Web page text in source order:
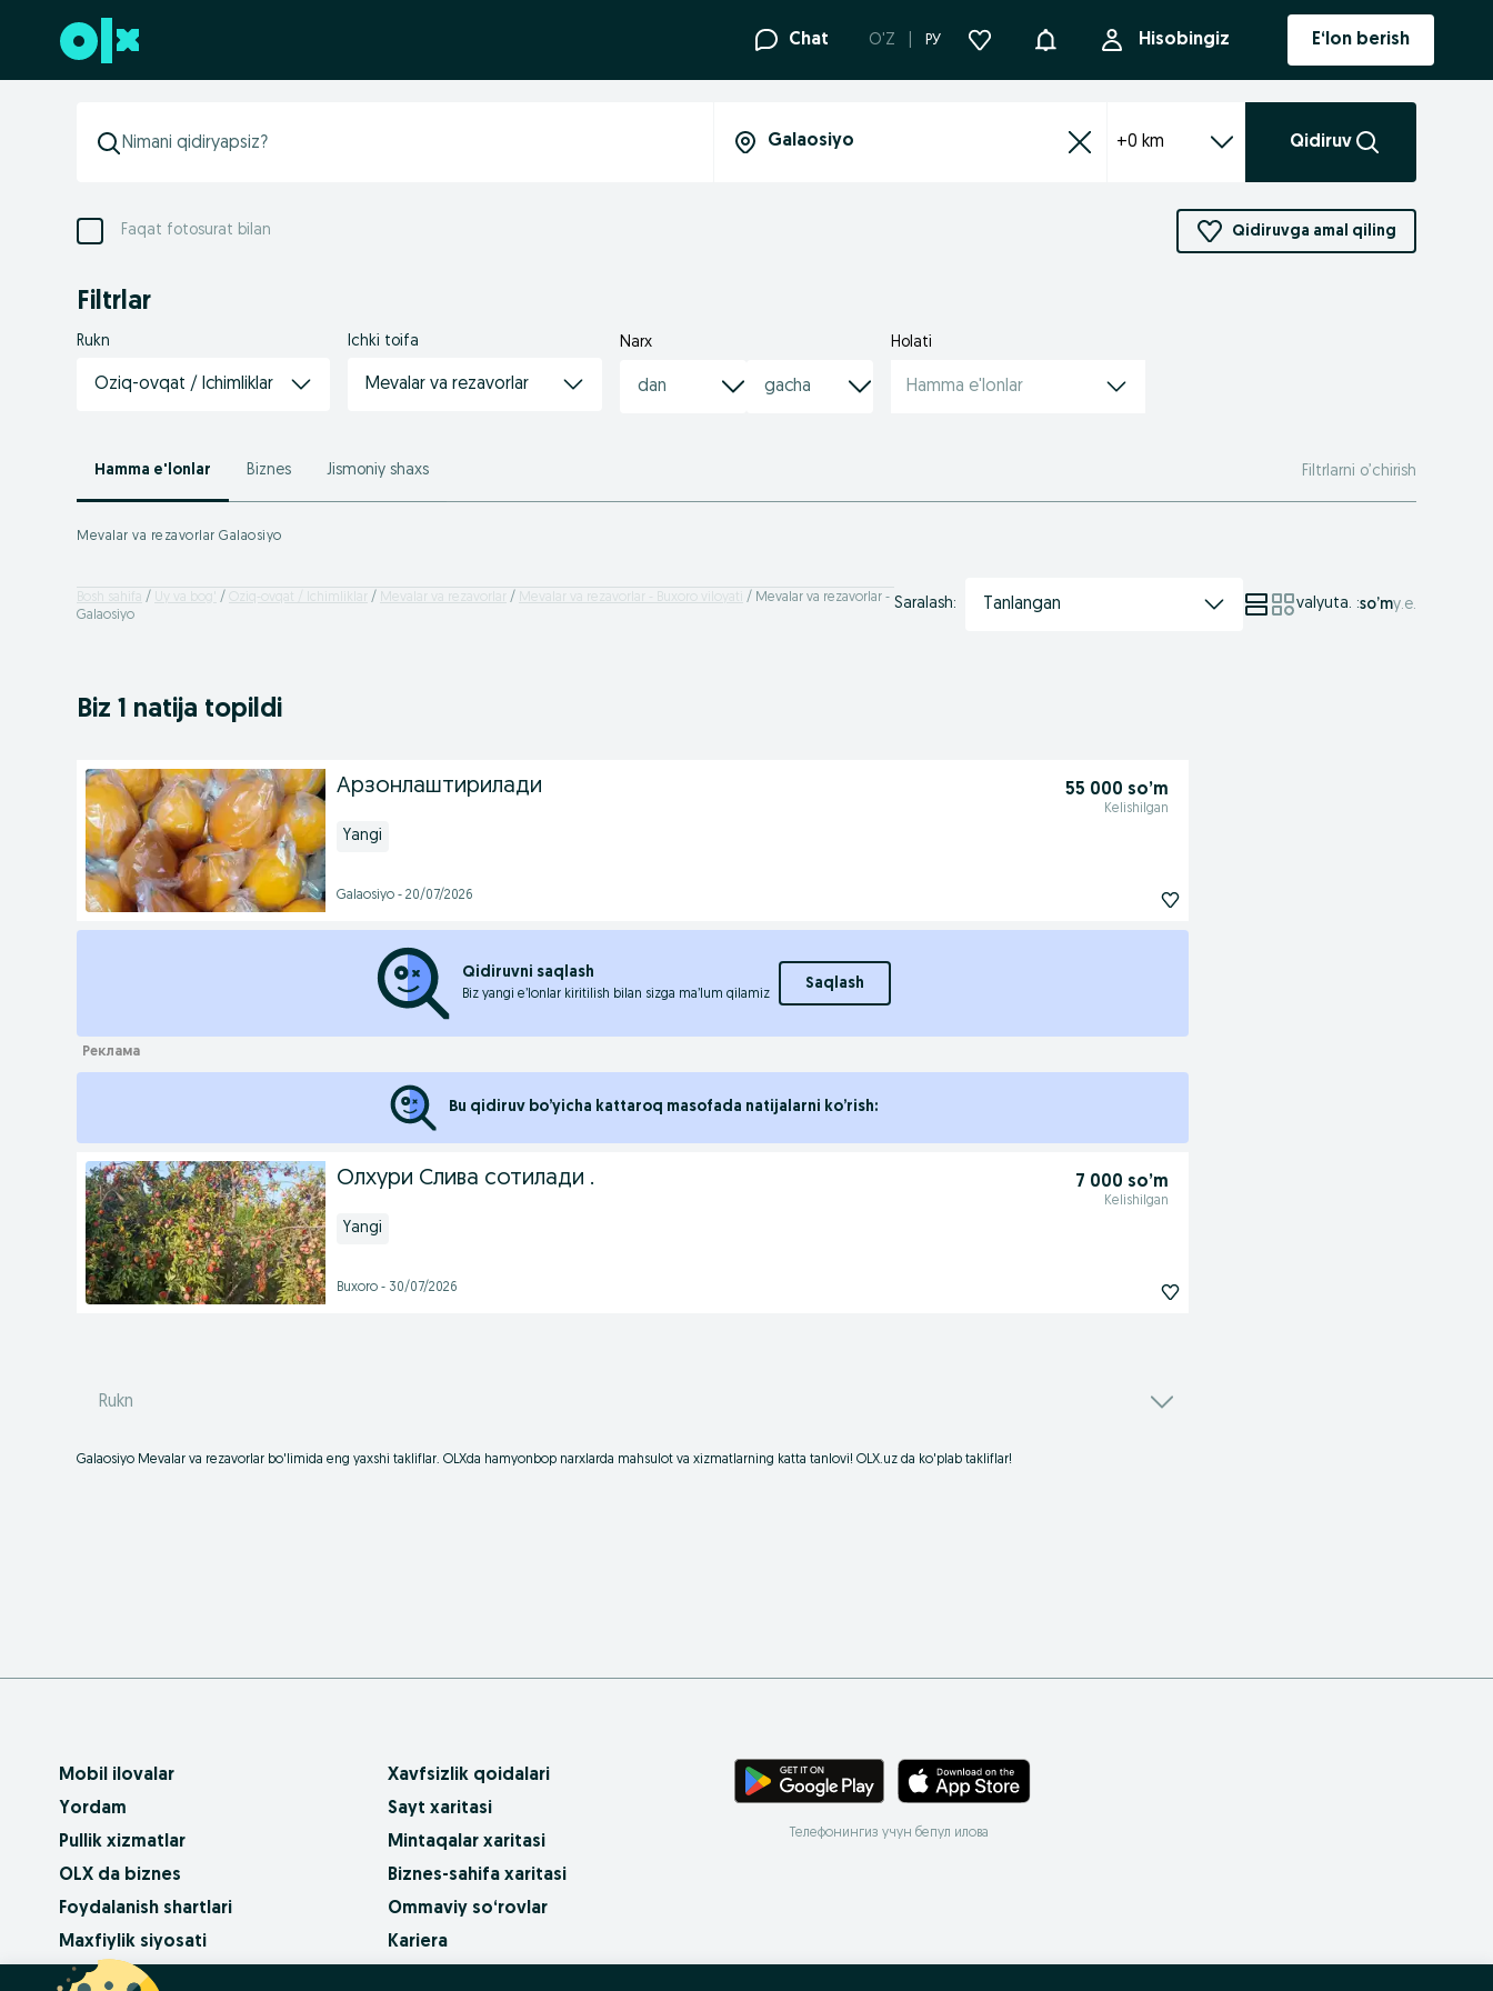
Futerga oʻtish Chat O'Z РУ Bildirishnoma Hisobingiz E‘lon berish
+0 km Qidiruv
Faqat fotosurat bilan Qidiruvga amal qiling
Filtrlar
Rukn
Oziq-ovqat / Ichimliklar
Ichki toifa
Mevalar va rezavorlar
Narx Holati
Hamma e'lonlar
Hamma e'lonlar Biznes Jismoniy shaxs Filtrlarni o’chirish
Mevalar va rezavorlar Galaosiyo
Bosh sahifa Uy va bog' Oziq-ovqat / Ichimliklar Mevalar va rezavorlar Mevalar va rezavorlar - Buxoro viloyati
Mevalar va rezavorlar -
Galaosiyo
Saralash: Tanlangan valyuta. :so’mу.е.
Biz 1 natija topildi
Арзонлаштирилади 55 000 so’m
Kelishilgan
Yangi
Galaosiyo - 20/07/2026
Qidiruvni saqlash
Biz yangi e’lonlar kiritilish bilan sizga ma’lum qilamiz
Saqlash
Bu qidiruv bo’yicha kattaroq masofada natijalarni ko’rish:
Олхури Слива сотилади . 7 000 so’m
Kelishilgan
Yangi
Buxoro - 30/07/2026
Rukn
Galaosiyo Mevalar va rezavorlar bo'limida eng yaxshi takliflar. OLXda hamyonbop narxlarda mahsulot va xizmatlarning katta tanlovi! OLX.uz da ko'plab takliflar!
Mobil ilovalar
Yordam
Pullik xizmatlar
OLX da biznes
Foydalanish shartlari
Maxfiylik siyosati
Xavfsizlik qoidalari
Sayt xaritasi
Mintaqalar xaritasi
Biznes-sahifa xaritasi
Ommaviy so‘rovlar
Kariera
Телефонингиз учун бепул илова